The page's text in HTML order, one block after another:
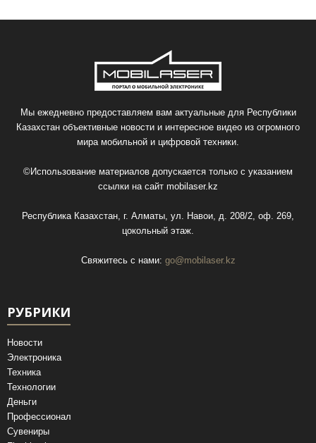
Мы ежедневно предоставляем вам актуальные для Республики
Казахстан объективные новости и интересное видео из огромного
мира мобильной и цифровой техники.
©Использование материалов допускается только с указанием
ссылки на сайт mobilaser.kz
Республика Казахстан, г. Алматы, ул. Навои, д. 208/2, оф. 269,
цокольный этаж.
Свяжитесь с нами: go@mobilaser.kz
РУБРИКИ
Новости
Электроника
Техника
Технологии
Деньги
Профессионал
Сувениры